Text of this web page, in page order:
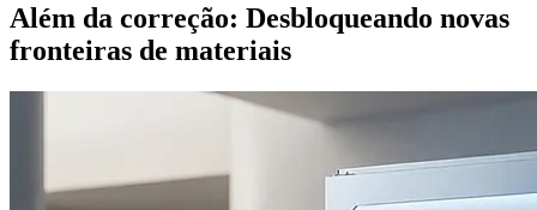
Além da correção: Desbloqueando novas
fronteiras de materiais